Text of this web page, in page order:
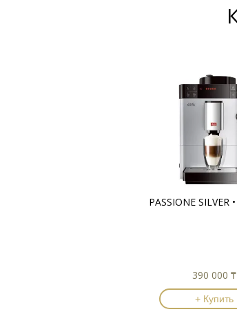
PASSIONE SILVER
390 000 ₸
+ Купить